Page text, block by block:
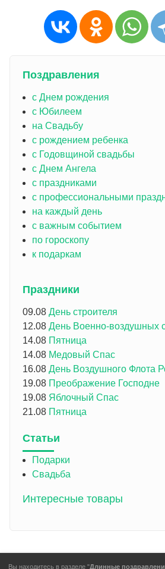
Поздравления
с Днем рождения
с Юбилеем
на Свадьбу
с рождением ребенка
с Годовщиной свадьбы
с Днем Ангела
с праздниками
с профессиональными
на каждый день
с важным событием
по гороскопу
к подаркам
Праздники
09.08 День строителя
12.08 День Военно-воздушных
14.08 Пятница
14.08 Медовый Спас
16.08 День Воздушного Флота
19.08 Преображение Господне
19.08 Яблочный Спас
21.08 Пятница
Статьи
Подарки
Свадьба
Интересные товары
Вы находитесь в разделе "Длинные